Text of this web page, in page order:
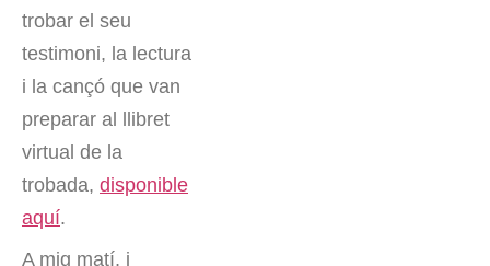
trobar el seu
testimoni, la lectura
i la cançó que van
preparar al llibret
virtual de la
trobada, disponible
aquí.
A mig matí, i